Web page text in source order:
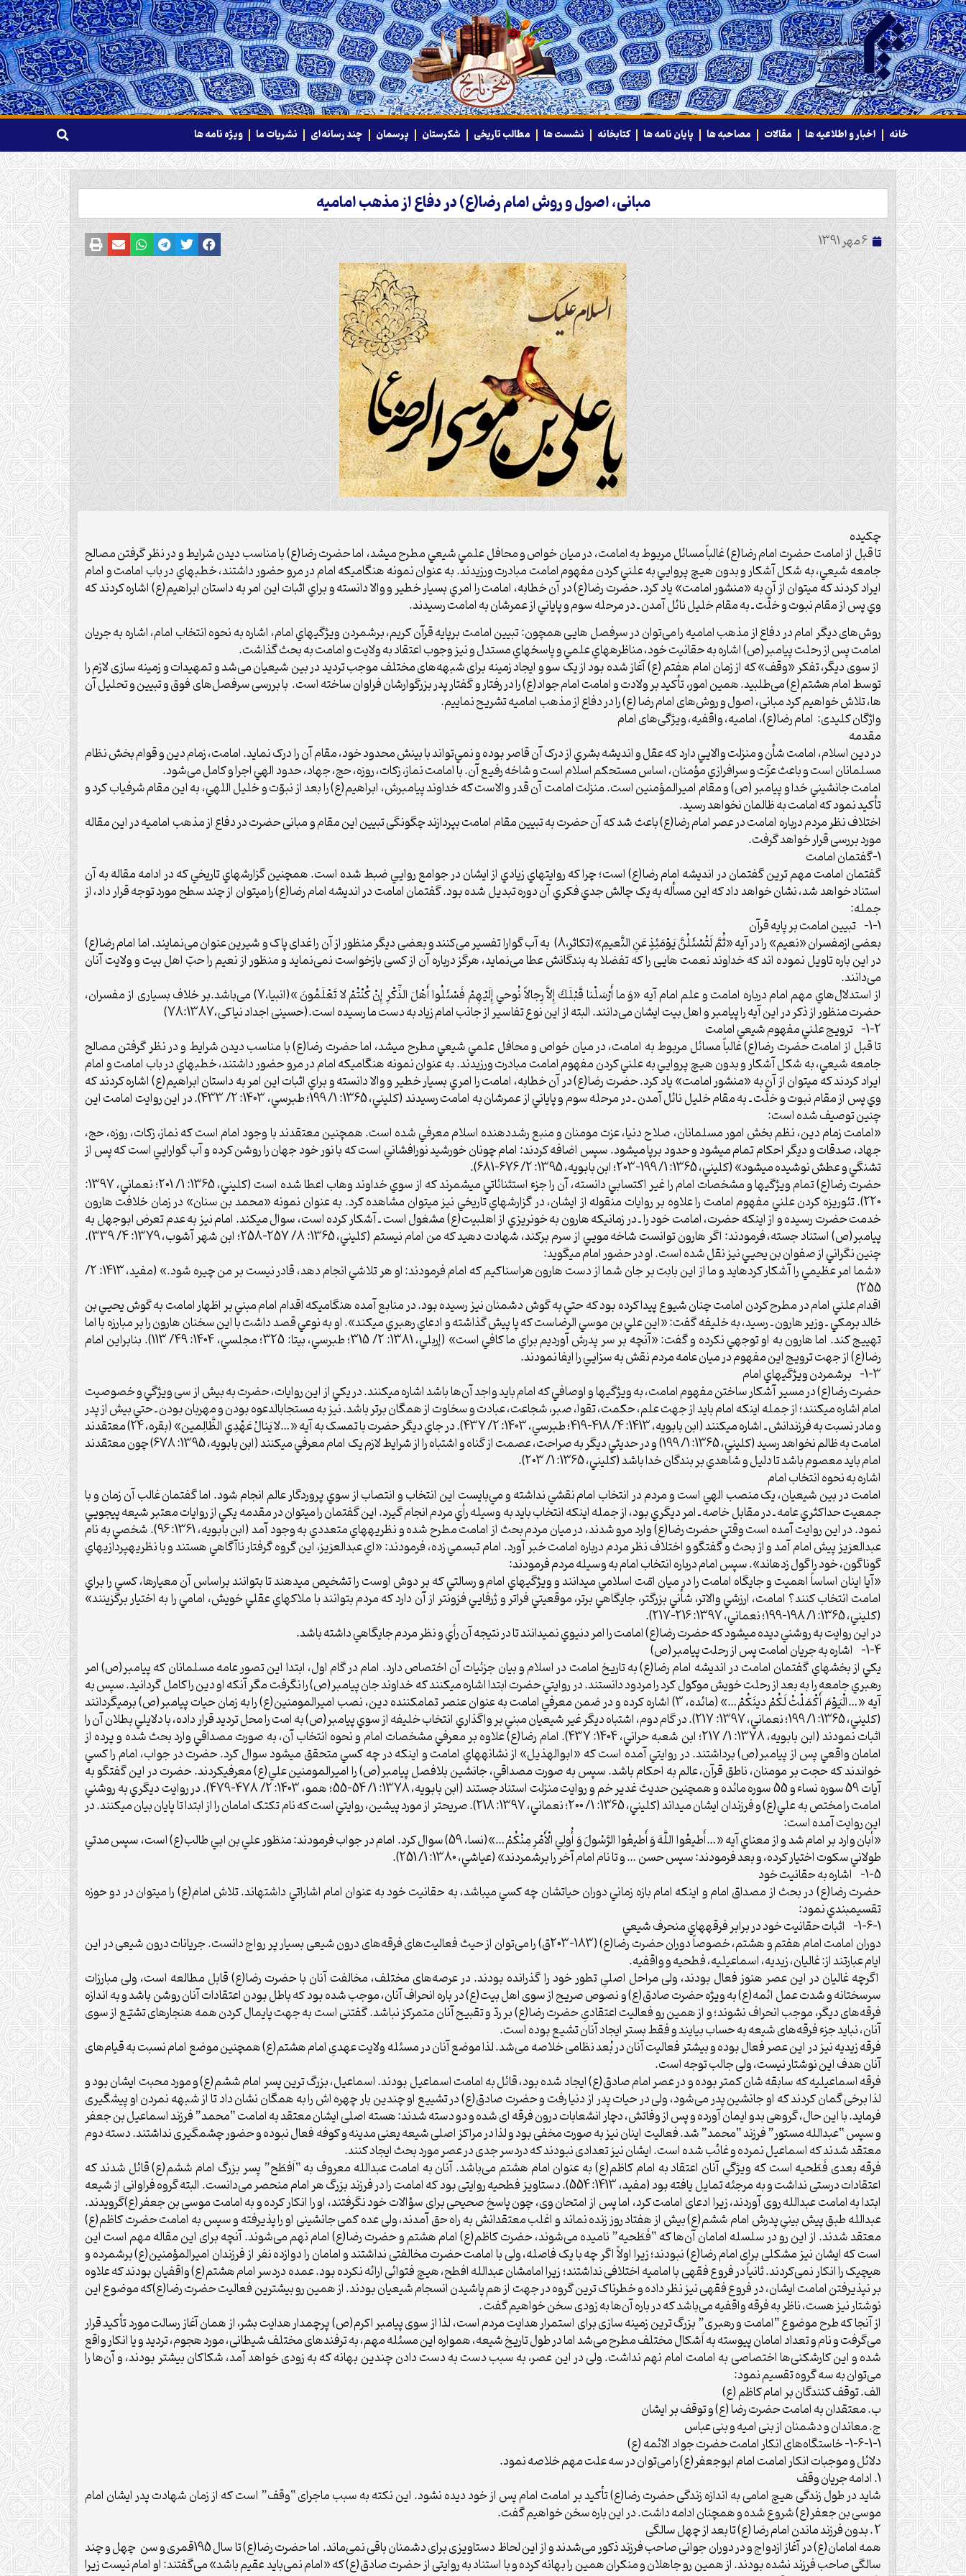
خانه اخبار و اطلاعیه ها مقالات مصاحبه ها پایان نامه ها کتابخانه نشست ها مطالب تاریخی شکرستان پرسمان چند رسانه‌ای نشریات ما ویژه نامه ها
مبانی، اصول و روش امام رضا(ع) در دفاع از مذهب امامیه
6 مهر 1391
چکیده
تا قبل از امامت حضرت امام رضا(ع) غالباً مسائل مربوط به امامت، در ميان خواص و محافل علمي شيعي مطرح‏ مي‏شد، اما حضرت رضا(ع) با مناسب ديدن شرايط و در نظر گرفتن مصالح
جامعه شيعي، به شکل آشکار و بدون هيچ پروايي به علني کردن مفهوم امامت مبادرت ورزيدند. به عنوان نمونه هنگامي‏که امام در مرو حضور داشتند، خطبه‏اي در باب امامت و امام
ايراد کردند که مي‏توان از آن به «منشور امامت» ياد کرد. حضرت رضا(ع) در آن خطابه، امامت را امري بسيار خطير و والا دانسته و براي اثبات اين امر به داستان ابراهيم(ع) اشاره کردند که
وي پس از مقام نبوت و خلَّت ـ به مقام خليل نائل آمدن ـ در مرحله سوم و پاياني از عمرشان به امامت رسيدند.
روش‌های دیگر امام در دفاع از مذهب امامیه را می‌توان در سرفصل هایی همچون: تبیین امامت برپایه قرآن کریم، برشمردن ويژگي‏هاي امام، اشاره به نحوه انتخاب امام، اشاره به جريان
امامت پس از رحلت پيامبر(ص) اشاره به حقانيت خود، مناظره‏هاي علمي و پاسخ‏هاي مستدل و نیز وجوب اعتقاد به ولايت و امامت به بحث گذاشت.
از سوی دیگر، تفکر «وقف» که از زمان امام هفتم (ع) آغاز شده بود از یک سو و ایجاد زمینه برای شبهه‌های مختلف موجب تردید در بین شیعیان می‌شد و تمهیدات و زمینه سازی لازم را
توسط امام هشتم(ع) می‌طلبید. همین امور، تأکید بر ولادت و امامت امام جواد(ع) را در رفتار و گفتار پدر بزرگوارشان فراوان ساخته است. با بررسی سرفصل‌های فوق و تبیین و تحلیل آن
ها، تلاش خواهیم کرد مبانی، اصول و روش‌های امام رضا (ع) را در دفاع از مذهب امامیه تشریح نماییم.
واژگان کلیدی: امام رضا(ع)، امامیه، واقفیه، ویژگی‌های امام
مقدمه
در دين اسلام، امامت شأن و منزلت والايي دارد که عقل و انديشه‌ بشري از درک آن قاصر بوده و نمي‌تواند با بينش محدود خود، مقام آن را درک نمايد. امامت، زمام دين و قوام بخش نظام
مسلمانان است و باعث عزّت و سرافرازي مؤمنان، اساس مستحکم اسلام است و شاخه‌ رفيع آن. با امامت نماز، زکات، روزه، حج، جهاد، حدود الهي اجرا و کامل می‌شود.
امامت جانشيني خدا و پيامبر (ص) و مقام اميرالمؤمنين است. منزلت امامت آن قدر والاست که خداوند پيامبرش، ابراهيم(ع) را بعد از نبوّت و خليل اللهي، به اين مقام شرفياب کرد و
تأکيد نمود که امامت به ظالمان نخواهد رسيد.
اختلاف نظر مردم درباره‌ امامت در عصر امام رضا(ع) باعث شد که آن حضرت به تبيين مقام امامت بپردازند چگونگی تبیین این مقام و مبانی حضرت در دفاع از مذهب امامیه در این مقاله
مورد بررسی قرار خواهد گرفت.
1-گفتمان امامت
گفتمان امامت مهم ترين گفتمان در انديشه امام رضا(ع) است؛ چرا که روايت‏هاي زيادي از ايشان در جوامع روايي ضبط شده است. همچنين گزارش‏هاي تاريخي که در ادامه مقاله به آن
استناد خواهد شد، نشان خواهد داد که اين مسأله به يک چالش جدي فکري آن دوره تبديل شده بود. گفتمان امامت در انديشه امام رضا(ع) را مي‏توان از چند سطح مورد توجه قرار داد، از
جمله:
1-1- تبیین امامت بر پایه قرآن
بعضی ازمفسران «نعیم» را در آیه «ثُمَّ لَتُسْئَلُنَّ يَوْمَئِذٍ عَنِ النَّعيمِ»(تکاثر،8) به آب گوارا تفسیر می‌کنند و بعضی دیگر منظور از آن را غدای پاک و شیرین عنوان می‌نمایند. اما امام رضا(ع)
در این باره تاویل نموده اند که خداوند نعمت هایی را که تفضلا به بندگانش عطا می‌نماید، هرگز درباره آن از کسی بازخواست نمی‌نماید و منظور از نعیم را حبّ اهل بیت و ولایت آنان
می‌دانند.
از استدلال‌هاي مهم امام درباره امامت و علم امام آیه «وَ ما أَرْسَلْنا قَبْلَكَ إِلاَّ رِجالاً نُوحي‏ إِلَيْهِمْ فَسْئَلُوا أَهْلَ الذِّكْرِ إِنْ كُنْتُمْ لا تَعْلَمُونَ »(انبیا،7) می‌باشد.بر خلاف بسیاری از مفسران،
حضرت منظور از ذکر در این آیه را پیامبر و اهل بیت ایشان می‌دانند. البته از این نوع تفاسیر از جانب امام زیاد به دست ما رسیده است.(حسینی اجداد نیاکی،78:1387)
1-2- ترويج علني مفهوم شيعي امامت
تا قبل از امامت حضرت رضا(ع) غالباً مسائل مربوط به امامت، در ميان خواص و محافل علمي شيعي مطرح‏ مي‏شد، اما حضرت رضا(ع) با مناسب ديدن شرايط و در نظر گرفتن مصالح
جامعه شيعي، به شکل آشکار و بدون هيچ پروايي به علني کردن مفهوم امامت مبادرت ورزيدند. به عنوان نمونه هنگامي‏که امام در مرو حضور داشتند، خطبه‏اي در باب امامت و امام
ايراد کردند که مي‏توان از آن به «منشور امامت» ياد کرد. حضرت رضا(ع) در آن خطابه، امامت را امري بسيار خطير و والا دانسته و براي اثبات اين امر به داستان ابراهيم(ع) اشاره کردند که
وي پس از مقام نبوت و خلَّت ـ به مقام خليل نائل آمدن ـ در مرحله سوم و پاياني از عمرشان به امامت رسيدند (کليني، 1365: 1/ 199؛ طبرسي، 1403: 2/ 433). در اين روايت امامت اين
چنين توصيف شده است:
«امامت زمام دين، نظم بخش امور مسلمانان، صلاح دنيا، عزت مومنان و منبع رشددهنده اسلام معرفي شده است. همچنين معتقدند با وجود امام است که نماز، زکات، روزه، حج،
جهاد، صدقات و ديگر احکام تمام مي‏شود و حدود برپا مي‏شود. سپس اضافه کردند: امام چونان خورشيد نورافشاني است که با نور خود جهان را روشن کرده و آب گوارايي است که پس از
تشنگي و عطش نوشيده مي‏شود» (کليني، 1365: 1/ 199-203؛ ابن بابويه، 1395: 2/ 676-681).
حضرت رضا(ع) تمام ويژگي‏ها و مشخصات امام را غير اکتسابي دانسته، آن را جزء استثنائاتي مي‏شمرند که از سوي خداوند وهاب اعطا شده است (کليني، 1365: 1/ 201؛ نعماني، 1397:
220). تئوريزه کردن علني مفهوم امامت را علاوه بر روايات منقوله از ايشان، در گزارش‏هاي تاريخي نيز مي‏توان مشاهده کرد. به عنوان نمونه «محمد بن سنان» در زمان خلافت هارون
خدمت حضرت رسيده و از اينکه حضرت، امامت خود را ـ در زماني‏که هارون به خون‏ريزي از اهل‏بيت(ع) مشغول است ـ آشکار کرده است، سوال مي‏کند. امام نيز به عدم تعرض ابوجهل به
پيامبر(ص) استناد جسته، فرمودند: اگر هارون توانست شاخه مويي از سرم برکند، شهادت دهيد که من امام نيستم (کليني، 1365: 8/ 257-258؛ ابن شهر آشوب، 1379: 4/ 339).
چنين نگراني از صفوان بن يحيي نيز نقل شده است. او در حضور امام مي‏گويد:
«شما امر عظيمي را آشکار کرده‏ايد و ما از اين بابت بر جان شما از دست هارون هراسناکيم که امام فرمودند: او هر تلاشي انجام دهد، قادر نيست بر من چيره شود.» (مفيد، 1413: 2/
255)
اقدام علني امام در مطرح کردن امامت چنان شيوع پيدا کرده بود که حتي به گوش دشمنان نيز رسيده بود. در منابع آمده هنگامي‏که اقدام امام مبني بر اظهار امامت به گوش يحيي بن
خالد برمکي ـ وزير هارون ـ رسيد، به خليفه گفت: «اين علي بن موسي الرضاست که پا پيش گذاشته و ادعاي رهبري مي‏کند». او به نوعي قصد داشت با اين سخنان هارون را بر مبارزه با اما
تهييج کند. اما هارون به او توجهي نکرده و گفت: «آنچه بر سر پدرش آورديم براي ما کافي است» (إربلي، 1381: 2/ 315؛ طبرسي، بي‏تا: 325؛ مجلسي، 1404: 49/ 113). بنابراين امام
رضا(ع) از جهت ترويج اين مفهوم در ميان عامه مردم نقش به سزايي را ايفا نمودند.
1-3- برشمردن ويژگي‏هاي امام
حضرت رضا(ع) در مسير آشکار ساختن مفهوم امامت، به ويژگي‏ها و اوصافي که امام بايد واجد آن‌ها باشد اشاره مي‏کنند. در يکي از اين روايات، حضرت به بيش از سی ويژگي و خصوصيت
امام اشاره مي‏کنند؛ از جمله اينکه امام بايد از جهت علم، حکمت، تقوا، صبر، شجاعت، عبادت و سخاوت از همگان برتر باشد. نيز به مستجاب‏الدعوه بودن و مهربان بودن ـ حتي بيش از پدر
و مادر نسبت به فرزندانش ـ اشاره مي‏کنند (ابن بابويه، 1413: 4/ 418-419؛ طبرسي، 1403: 2/ 437). در جاي ديگر حضرت با تمسک به آيه «…لا يَنالُ عَهْدِي الظَّالِمين» (بقره، 24) معتقدند
امامت به ظالم نخواهد رسيد (کليني، 1365: 1/ 199) و در حديثي ديگر به صراحت، عصمت از گناه و اشتباه را از شرايط لازم يک امام معرفي مي‏کنند (ابن بابويه، 1395: 678) چون معتقدند
امام بايد معصوم باشد تا دليل و شاهدي بر بندگان خدا باشد (کليني، 1365: 1/ 203).
اشاره به نحوه انتخاب امام
امامت در بين شيعيان، يک منصب الهي است و مردم در انتخاب امام نقشي نداشته و مي‌بايست اين انتخاب و انتصاب از سوي پروردگار عالم انجام شود. اما گفتمان غالب آن زمان و با
جمعيت حداکثري عامه ـ در مقابل خاصه ـ امر ديگري بود، از جمله اينکه انتخاب بايد به وسيله رأي مردم انجام گيرد. اين گفتمان را مي‏توان در مقدمه يکي از روايات معتبر شيعه پي‏جويي
نمود. در اين روايت آمده است وقتي حضرت رضا(ع) وارد مرو شدند، در ميان مردم بحث از امامت مطرح شده و نظريه‏هاي متعددي به وجود آمد (ابن بابويه، 1361: 96). شخصي به نام
عبدالعزيز پيش امام آمد و از بحث و گفتگو و اختلاف نظر مردم درباره امامت خبر آورد. امام تبسمي زده، فرمودند: «اي عبدالعزيز، اين گروه گرفتار ناآگاهي هستند و با ‏نظريه‏پردازي‏هاي
گوناگون، خود را گول زده‏اند». سپس امام درباره انتخاب امام به وسيله مردم فرمودند:
«آيا اينان اساساً اهميت و جايگاه امامت را در ميان امّت اسلامي مي‏دانند و ويژگي‏هاي امام و رسالتي که بر دوش اوست را تشخيص مي‏دهند تا بتوانند براساس آن معيارها، کسي را براي
امامت انتخاب کنند؟ امامت، ارزشي والاتر، شأني بزرگ‏تر، جايگاهي برتر، موقعيتي فراتر و ژرفايي فزون‏تر از آن دارد که مردم بتوانند با ملاک‏هاي عقلي خويش، امامي را به اختيار برگزينند»
(کليني، 1365: 1/ 198-199؛ نعماني، 1397: 216-217).
در اين روايت به روشني ديده مي‏شود که حضرت رضا(ع) امامت را امر دنيوي نمي‏دانند تا در نتيجه آن رأي و نظر مردم جايگاهي داشته باشد.
1-4- اشاره به جريان امامت پس از رحلت پيامبر(ص)
يکي از بخش‏هاي گفتمان امامت در انديشه امام رضا(ع) به تاريخ امامت در اسلام و بيان جزئيات آن اختصاص دارد. امام در گام اول، ابتدا اين تصور عامه مسلمانان که پيامبر(ص) امر
رهبري جامعه را به بعد از رحلت خويش موکول کرد را مردود دانستند. در روايتي حضرت ابتدا اشاره مي‏کنند که خداوند جان پيامبر(ص) را نگرفت مگر آنکه او دين را کامل گردانيد. سپس به
آيه «…الْيَوْمَ أَكْمَلْتُ لَكُمْ دينَكُمْ…» (مائده، 3) اشاره کرده و در ضمن معرفي امامت به عنوان عنصر تمام‏کننده دين، نصب اميرالمومنين(ع) را به زمان حيات پيامبر(ص) برمي‏گردانند
(کليني، 1365: 1/ 199؛ نعماني، 1397: 217). در گام دوم، اشتباه ديگر غير شيعيان مبني بر واگذاري انتخاب خليفه از سوي پيامبر(ص) به امت را محل ترديد قرار داده، با دلايلي بطلان آن را
اثبات نمودند (ابن بابويه، 1378: 1/ 217؛ ابن شعبه حراني، 1404: 437). امام رضا(ع) علاوه بر معرفي مشخصات امام و نحوه انتخاب آن، به صورت مصداقي وارد بحث شده و پرده از
امامان واقعي پس از پيامبر(ص) برداشتند. در روايتي آمده است که «ابوالهذيل» از نشانه‏هاي امامت و اينکه در چه کسي متحقق مي‏شود سوال کرد. حضرت در جواب، امام را کسي
خواندند که حجت بر مومنان، ناطق قرآن، عالم به احکام باشد. سپس به صورت مصداقي، جانشين بلافصل پيامبر(ص) را اميرالمومنين علي(ع) معرفي‏کردند. حضرت در اين گفتگو به
آيات 59 سوره نساء و 55 سوره مائده و همچنين حديث غدير خم و روايت منزلت استناد جستند (ابن بابويه، 1378: 1/ 54-55؛ همو، 1403: 2/ 478-479). در روايت ديگري به روشني
امامت را مختص به علي(ع) و فرزندان ايشان مي‏داند (کليني، 1365: 1/ 200؛ نعماني، 1397: 218). صريح‏تر از مورد پيشين، روايتي است که نام تک‏تک امامان را از ابتدا تا پايان بيان مي‏کنند. در
اين روايت آمده است:
«أبان وارد بر امام شد و از معناي آيه «…أَطيعُوا اللَّهَ وَ أَطيعُوا الرَّسُولَ وَ أُولِي الْأَمْرِ مِنْكُمْ…»(نسا، 59) سوال کرد. امام در جواب فرمودند: منظور علي بن ابي طالب(ع) است، سپس مدتي
طولاني سکوت اختيار کرده، و بعد فرمودند: سپس حسن … و تا نام امام آخر را برشمردند» (عياشي، 1380: 1/ 251).
1-5- اشاره به حقانيت خود
حضرت رضا(ع) در بحث از مصداق امام و اينکه امام بازه زماني دوران حياتشان چه کسي مي‏باشد، به حقانيت خود به عنوان امام اشاراتي داشته‏اند. تلاش امام(ع) را مي‏توان در دو حوزه
تقسيم‏بندي نمود:
1-6-1- اثبات حقانيت خود در برابر فرقه‏هاي منحرف شيعي
دوران امامت امام هفتم و هشتم، خصوصاً دوران حضرت رضا(ع) (183-203ق) را می‌توان از حیث فعالیت‌های فرقه‌های درون شیعی بسیار پر رواج دانست. جریانات درون شیعی در این
ایام عبارتند از: غالیان، زیدیه، اسماعیلیه، فطحیه و واقفیه.
اگرچه غالیان در این عصر هنوز فعال بودند، ولی مراحل اصلیِ تطور خود را گذرانده بودند. در عرصه‌های مختلف، مخالفت آنان با حضرت رضا(ع) قابل مطالعه است، ولی مبارزات
سرسختانه و شدت عمل ائمه(ع) به ویژه حضرت صادق(ع) و نصوص صریح از سوی اهل بیت(ع) در باره انحراف آنان، موجب شده بود که باطل بودن اعتقادات آنان روشن باشد و به اندازه
فرقه‌های دیگر، موجب انحراف نشوند؛ و از همین رو فعالیت اعتقادیِ حضرت رضا(ع) بر ردّ و تقبیح آنان متمرکز نباشد. گفتنی است به جهت پایمال کردن همه هنجارهای تشیّع از سوی
آنان، نباید جزء فرقه‌های شیعه به حساب بیایند و فقط بستر ایجاد آنان تشیع بوده است.
فرقه زیدیه نیز در این عصر فعال بوده و بیشتر فعالیت آنان در بُعد نظامی خلاصه می‌شد. لذا موضع آنان در مسئله ولایت عهدیِ امام هشتم(ع) همچنین موضع امام نسبت به قیام‌های
آنان هدف این نوشتار نیست، ولی جالب توجه است.
فرقه اسماعیلیه که سابقه شان کمتر بوده و در عصر امام صادق(ع) ایجاد شده بود، قائل به امامت اسماعیل بودند. اسماعیل، بزرگ ترین پسر امام ششم(ع) و مورد محبت ایشان بود و
لذا برخی گمان کردند که او جانشین پدر می‌شود، ولی در حیات پدر از دنیا رفت و حضرت صادق(ع) در تشییع او چندین بار چهره اش را به همگان نشان داد تا از شبهه نمردن او پیشگیری
فرماید. با این حال، گروهی بدو ایمان آورده و پس از وفاتش، دچار انشعابات درون فرقه ای شده و دو دسته شدند: هسته اصلی ایشان معتقد به امامت “محمد” فرزند اسماعیل بن جعفر
و سپس “عبدالله مستور” فرزند “محمد” شد. فعالیت اینان نیز به صورت مخفی بود و لذا در مراکز اصلی شیعه یعنی مدینه و کوفه فعال نبوده و حضور چشمگیری نداشتند. دسته دوم
معتقد شدند که اسماعیل نمرده و غائب شده است. ایشان نیز تعدادی نبودند که دردسر جدی در عصر مورد بحث ایجاد کنند.
فرقه بعدی فَطَحیه است که ویژگیِ آنان اعتقاد به امام کاظم(ع) به عنوان امام هشتم می‌باشد. آنان به امامت عبدالله معروف به “اَفطَح” پسر بزرگ امام ششم(ع) قائل شدند که
اعتقادات درستی نداشت و به مرجئه تمایل یافته بود (مفید، 1413: 554). دستاویز فطحیه روایتی بود که امامت را در فرزند بزرگ هر امام منحصر می‌دانست. البته گروه فراوانی از شیعه
ابتدا به امامت عبدالله روی آوردند، زیرا ادعای امامت کرد، اما پس از امتحان وی، چون پاسخ صحیحی برای سؤالات خود نگرفتند، او را انکار کرده و به امامت موسی بن جعفر(ع)گرویدند.
عبدالله طبق پیش بینیِ پدرش امام ششم(ع) بیش از هفتاد روز زنده نماند و اغلب معتقدانش به راه حق آمدند، ولی عده کمی جانشینی او را پذیرفته و سپس به امامت حضرت کاظم(ع)
معتقد شدند. از این رو در سلسله امامان آن‌ها که “فَطَحیه” نامیده می‌شوند، حضرت کاظم(ع) امام هشتم و حضرت رضا(ع) امام نهم می‌شوند. آنچه برای این مقاله مهم است این
است که ایشان نیز مشکلی برای امام رضا(ع) نبودند؛ زیرا اولاً اگر چه با یک فاصله، ولی با امامت حضرت مخالفتی نداشتند و امامان را دوازده نفر از فرزندان امیرالمؤمنین(ع) برشمرده و
هیچیک را انکار نمی‌کردند. ثانیاً در فروع فقهی با امامیه اختلافی نداشتند؛ زیرا امامشان عبدالله افطح، هیچ فتوائی ارائه نکرده بود. عمده دردسر امام هشتم(ع) واقفیان بودند که علاوه
بر نپذیرفتن امامت ایشان، در فروع فقهی نیز نظر داده و خطرناک ترین گروه در جهت از هم پاشیدن انسجام شیعیان بودند. از همین رو بیشترین فعالیت حضرت رضا(ع)که موضوع این
نوشتار نیز هست، ناظر به فرقه واقفیه می‌باشد که در باره آن‌ها به زودی سخن خواهیم گفت .
از آنجا که طرح موضوع “امامت و رهبری” بزرگ ترین زمینه سازی برای استمرار هدایت مردم است، لذا از سوی پیامبر اکرم(ص) پرچمدار هدایت بشر، از همان آغاز رسالت مورد تأکید قرار
می‌گرفت و نام و تعداد امامان پیوسته به اَشکال مختلف مطرح می‌شد اما در طول تاریخ شیعه، همواره این مسئله مهم، به ترفندهای مختلف شیطانی، مورد هجوم، تردید و یا انکار واقع
شده و این کارشکنی‌ها اختصاصی به امامت امام نهم نداشت. ولی در این عصر، به سبب دست به دست دادن چندین بهانه که به زودی خواهد آمد، شکاکان بیشتر بودند، و آن‌ها را
می‌توان به سه گروه تقسیم نمود:
الف. توقف کنندگان بر امام کاظم (ع)
ب. معتقدان به امامت حضرت رضا (ع) و توقف بر ایشان
ج. معاندان و دشمنان از بنی امیه و بنی عباس
1-6-1-1- خاستگاه‌های انکار امامت حضرت جواد الائمه (ع)
دلائل و موجبات انکار امامت امام ابوجعفر(ع) را می‌توان در سه علت مهم خلاصه نمود.
1. ادامه جریان وقف
شاید در طول زندگی هیچ امامی به اندازه زندگی حضرت رضا(ع) تأکید بر امامت امام پس از خود دیده نشود. این نکته به سبب ماجرای “وقف” است که از زمان شهادت پدر ایشان امام
موسی بن جعفر(ع) شروع شده و همچنان ادامه داشت. در این باره سخن خواهیم گفت.
2 . بدون فرزند ماندن امام رضا (ع) تا بعد از چهل سالگی
همه امامان(ع) در آغاز ازدواج و در دوران جوانی صاحب فرزند ذکور می‌شدند و از این لحاظ دستاویزی برای دشمنان باقی نمی‌ماند. اما حضرت رضا(ع) تا سال 195قمری و سن چهل و چند
سالگی صاحب فرزند نشده بودند. از همین رو جاهلان و منکران همین را بهانه کرده و با استناد به روایتی از حضرت صادق(ع) که «امام نمی‌باید عقیم باشد» می‌گفتند: او امام نیست زیرا